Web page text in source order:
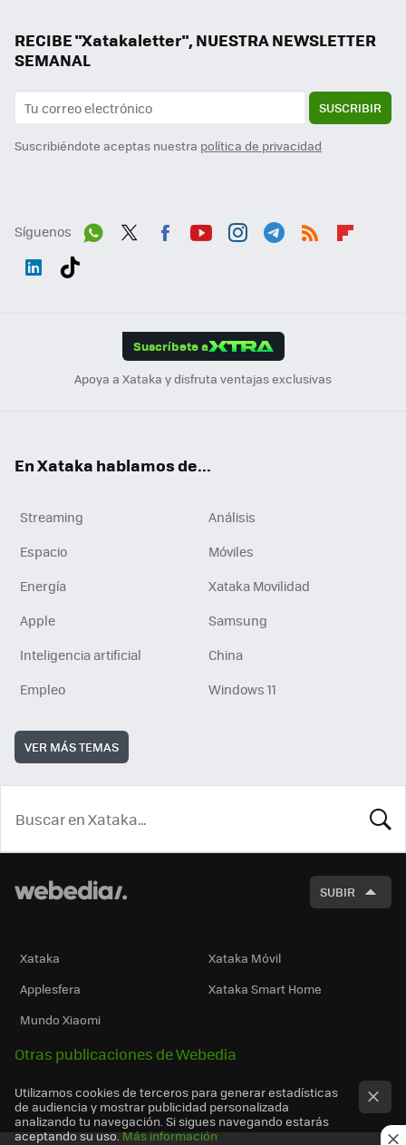
RECIBE "Xatakaletter", NUESTRA NEWSLETTER
SEMANAL
SUSCRIBIR
Suscribiéndote aceptas nuestra política de privacidad
Síguenos
Suscríbete a
Apoya a Xataka y disfruta ventajas exclusivas
En Xataka hablamos de...
Streaming
Análisis
Espacio
Móviles
Energía
Xataka Movilidad
Apple
Samsung
Inteligencia artificial
China
Empleo
Windows 11
VER MÁS TEMAS
SUBIR
Xataka
Xataka Móvil
Applesfera
Xataka Smart Home
Mundo Xiaomi
Otras publicaciones de Webedia
Utilizamos cookies de terceros para generar estadísticas
de audiencia y mostrar publicidad personalizada
analizando tu navegación. Si sigues navegando estarás
aceptando su uso. Más información